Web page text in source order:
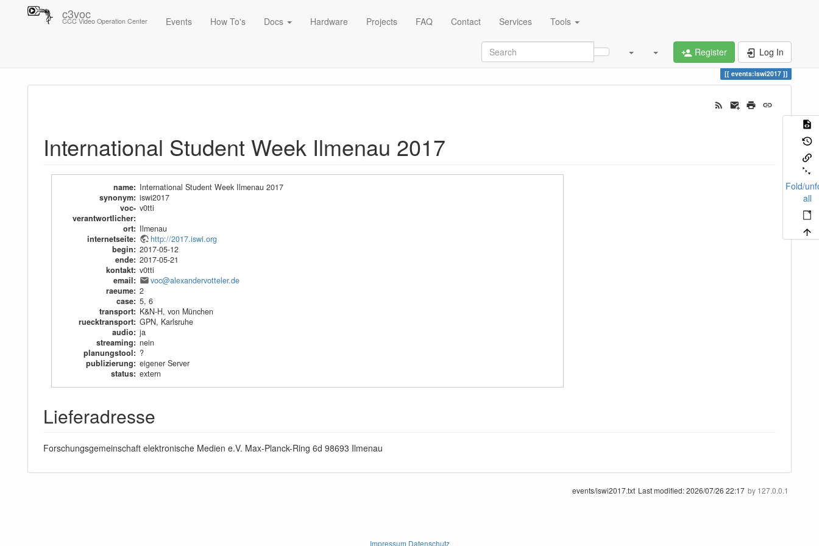
c3voc
CCC Video Operation Center Events How To's Docs Hardware Projects FAQ Contact Services Tools
Register Log In
events:iswi2017
Fold/
all
International Student Week Ilmenau 2017
name: International Student Week Ilmenau 2017
synonym: iswi2017
voc-
verantwortlicher:
v0tti
ort: Ilmenau
internetseite:
http://2017.iswi.org
begin: 2017-05-12
ende: 2017-05-21
kontakt: v0tti
email:
voc@alexandervotteler.de
raeume: 2
case: 5, 6
transport: K&N-H, von München
ruecktransport: GPN, Karlsruhe
audio: ja
streaming: nein
planungstool: ?
publizierung: eigener Server
status: extern
Lieferadresse
Forschungsgemeinschaft elektronische Medien e.V. Max-Planck-Ring 6d 98693 Ilmenau
events/iswi2017.txt Last modified:2026/07/26 22:17 by 127.0.0.1
Impressum Datenschutz